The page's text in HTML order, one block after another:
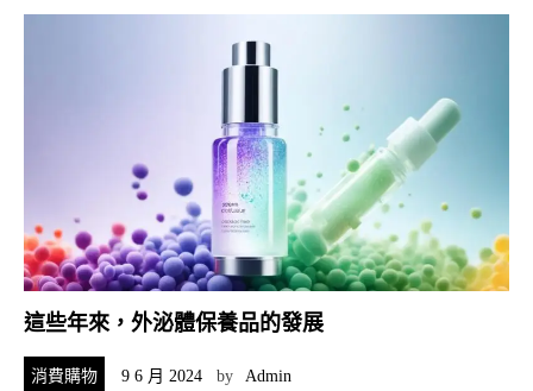
這些年來，外泌體保養品的發展
消費購物 9 6 月 2024 by Admin